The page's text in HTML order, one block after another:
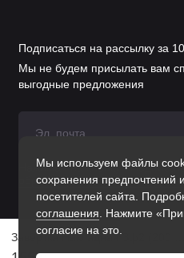
Мы используем файлы
сохранения предпочтений
посетителей сайта.
соглашения . Нажмите
согласие на это.
Подписаться на рассылку за
Мы не будем присылать вам
выгодные предложения
Нажимая на кнопку
обработку персональных